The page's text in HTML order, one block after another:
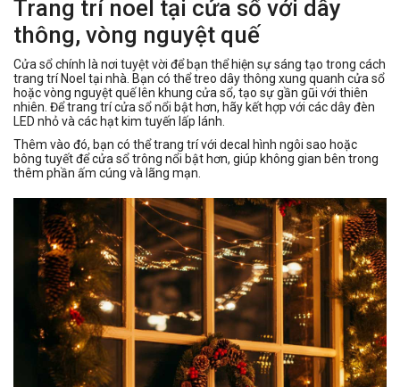
Trang trí noel tại cửa sổ với dây
thông, vòng nguyệt quế
Cửa sổ chính là nơi tuyệt vời để bạn thể hiện sự sáng tạo trong cách
trang trí Noel tại nhà. Bạn có thể treo dây thông xung quanh cửa sổ
hoặc vòng nguyệt quế lên khung cửa sổ, tạo sự gần gũi với thiên
nhiên. Để trang trí cửa sổ nổi bật hơn, hãy kết hợp với các dây đèn
LED nhỏ và các hạt kim tuyến lấp lánh.
Thêm vào đó, bạn có thể trang trí với decal hình ngôi sao hoặc
bông tuyết để cửa sổ trông nổi bật hơn, giúp không gian bên trong
thêm phần ấm cúng và lãng mạn.